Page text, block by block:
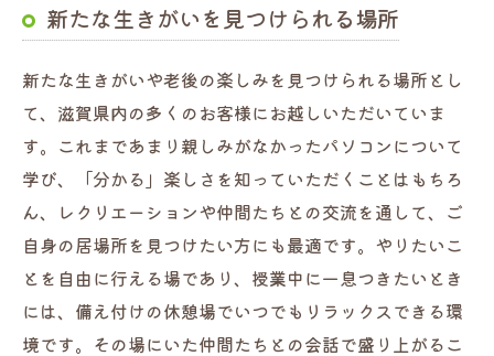
新たな生きがいを見つけられる場所
新たな生きがいや老後の楽しみを見つけられる場所とし
て、滋賀県内の多くのお客様にお越しいただいていま
す。これまであまり親しみがなかったパソコンについて
学び、「分かる」楽しさを知っていただくことはもちろ
ん、レクリエーションや仲間たちとの交流を通して、ご
自身の居場所を見つけたい方にも最適です。やりたいこ
とを自由に行える場であり、授業中に一息つきたいとき
には、備え付けの休憩場でいつでもリラックスできる環
境です。その場にいた仲間たちとの会話で盛り上がるこ